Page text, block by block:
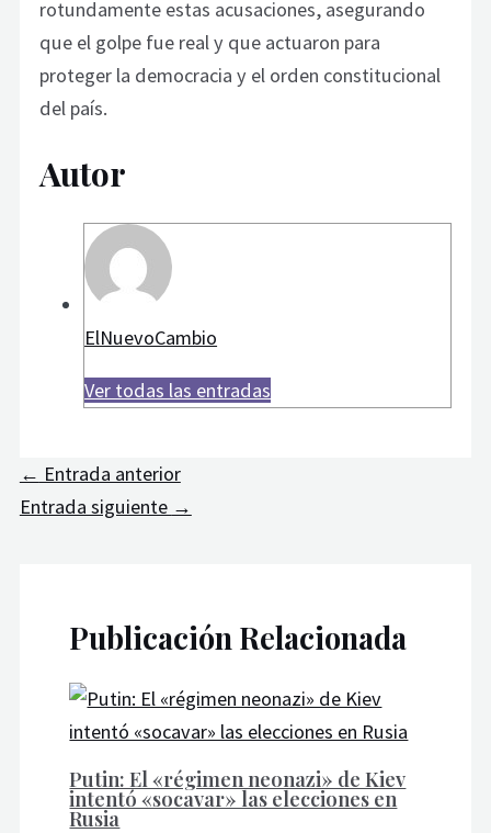
rotundamente estas acusaciones, asegurando
que el golpe fue real y que actuaron para
proteger la democracia y el orden constitucional
del país.
Autor
ElNuevoCambio
Ver todas las entradas
← Entrada anterior
Entrada siguiente →
Publicación Relacionada
Putin: El «régimen neonazi» de Kiev
intentó «socavar» las elecciones en
Rusia